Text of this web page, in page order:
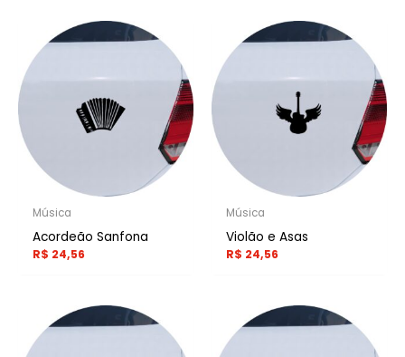
Música
Acordeão Sanfona
R$ 24,56
Música
Violão e Asas
R$ 24,56